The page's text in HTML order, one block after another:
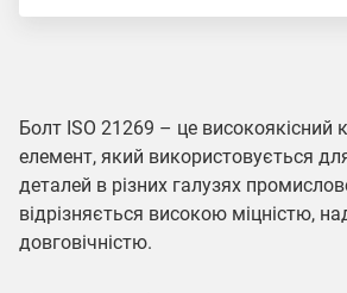
Болт ISO 21269 – це високоякісний
елемент, який використовується
деталей в різних галузях
відрізняється високою міцністю,
довговічністю.